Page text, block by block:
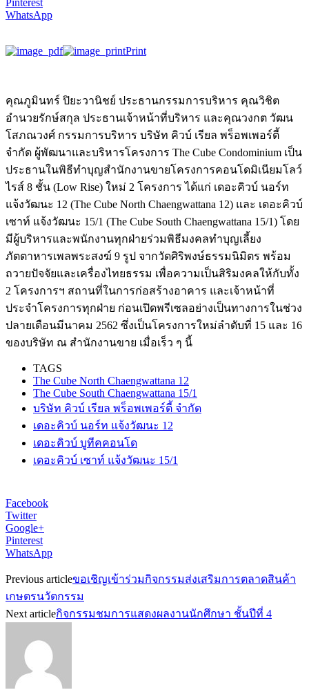
WhatsApp
Print
คุณภูมินทร์ ปิยะวานิชย์ ประธานกรรมการบริหาร คุณวิชิต
อำนวยรักษ์สกุล ประธานเจ้าหน้าที่บริหาร และคุณวงกต วัฒน
โสภณวงศ์ กรรมการบริหาร บริษัท คิวบ์ เรียล พร็อพเพอร์ตี้
จำกัด ผู้พัฒนาและบริหารโครงการ The Cube Condominium เป็น
ประธานในพิธีทำบุญสำนักงานขายโครงการคอนโดมิเนียมโลว์
ไรส์ 8 ชั้น (Low Rise) ใหม่ 2 โครงการ ได้แก่ เดอะคิวบ์ นอร์ท
แจ้งวัฒนะ 12 (The Cube North Chaengwattana 12) และ เดอะคิวบ์
เซาท์ แจ้งวัฒนะ 15/1 (The Cube South Chaengwattana 15/1) โดย
มีผู้บริหารและพนักงานทุกฝ่ายร่วมพิธีมงคลทำบุญเลี้ยง
ภัตตาหารเพลพระสงฆ์ 9 รูป จากวัดศิริพงษ์ธรรมนิมิตร พร้อม
ถวายปัจจัยและเครื่องไทยธรรม เพื่อความเป็นสิริมงคลให้กับทั้ง
2 โครงการฯ สถานที่ในการก่อสร้างอาคาร และเจ้าหน้าที่
ประจำโครงการทุกฝ่าย ก่อนเปิดพรีเซลอย่างเป็นทางการในช่วง
ปลายเดือนมีนาคม 2562 ซึ่งเป็นโครงการใหม่ลำดับที่ 15 และ 16
ของบริษัท ณ สำนักงานขาย เมื่อเร็ว ๆ นี้
TAGS
The Cube North Chaengwattana 12
The Cube South Chaengwattana 15/1
บริษัท คิวบ์ เรียล พร็อพเพอร์ตี้ จำกัด
เดอะคิวบ์ นอร์ท แจ้งวัฒนะ 12
เดอะคิวบ์ บูทีคคอนโด
เดอะคิวบ์ เซาท์ แจ้งวัฒนะ 15/1
Facebook
Twitter
Google+
Pinterest
WhatsApp
Previous articleขอเชิญเข้าร่วมกิจกรรมส่งเสริมการตลาดสินค้า
เกษตรนวัตกรรม
Next articleกิจกรรมชมการแสดงผลงานนักศึกษา ชั้นปีที่ 4